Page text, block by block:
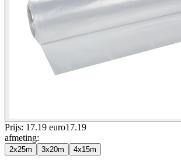
Prijs: 17.19 euro17.19
afmeting:
2x25m 3x20m 4x15m